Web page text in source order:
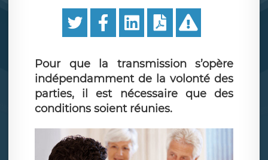
Pour que la transmission s’opère
indépendamment de la volonté des
parties, il est nécessaire que des
conditions soient réunies.